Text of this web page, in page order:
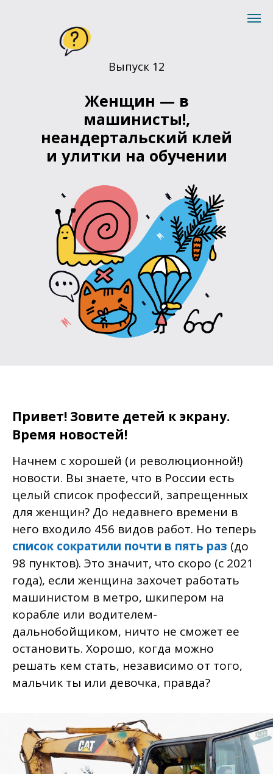
Выпуск 12
Женщин — в
машинисты!,
неандертальский клей
и улитки на обучении
Привет! Зовите детей к экрану.
Время новостей!
Начнем с хорошей (и революционной!)
новости. Вы знаете, что в России есть
целый список профессий, запрещенных
для женщин? До недавнего времени в
него входило 456 видов работ. Но теперь
список сократили почти в пять раз (до
98 пунктов). Это значит, что скоро (с 2021
года), если женщина захочет работать
машинистом в метро, шкипером на
корабле или водителем-
дальнобойщиком, ничто не сможет ее
остановить. Хорошо, когда можно
решать кем стать, независимо от того,
мальчик ты или девочка, правда?